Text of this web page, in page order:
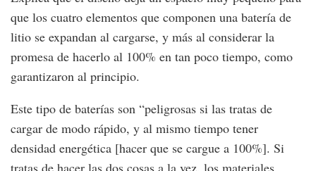
que los cuatro elementos que componen una batería de
litio se expandan al cargarse, y más al considerar la
promesa de hacerlo al 100% en tan poco tiempo, como
garantizaron al principio.
Este tipo de baterías son “peligrosas si las tratas de
cargar de modo rápido, y al mismo tiempo tener
densidad energética [hacer que se cargue a 100%]. Si